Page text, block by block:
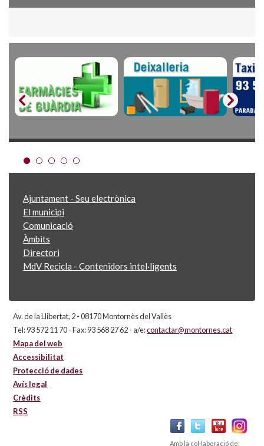
Ajuntament - Seu electrònica
El municipi
Comunicació
Àmbits
Directori
MdV Recicla - Contenidors intel·ligents
Av. de la Llibertat, 2 - 08170 Montornès del Vallès
Tel: 93 572 11 70 - Fax: 93 568 27 62 - a/e:contactar@montornes.cat
Mapa del web
Accessibilitat
Protecció de dades
Avís legal
Crèdits
RSS
Amb la col·laboració de: